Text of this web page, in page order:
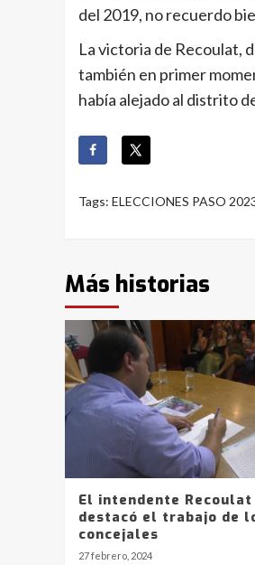
del 2019, no recuerdo
La victoria de Recoulat,
también en primer
había alejado al distrito
Tags: ELECCIONES PASO
Más historias
El intendente Recoulat
destacó el trabajo de
concejales
27 febrero, 2024